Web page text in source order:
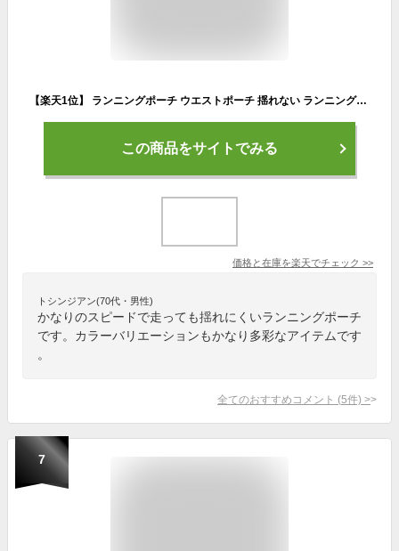
【楽天1位】 ランニングポーチ ウエストポーチ 揺れない ランニングバッグ ジョギングポーチ 防水 ボトルポーチ ペットボトル メンズ レディース アウトドア 旅行 スマホ スマートフォン iPhone ボディバッグ スポーツ ウォーキング マラソン
この商品をサイトでみる
価格と在庫を楽天でチェック >>
トシンジアン(70代・男性)
かなりのスピードで走っても揺れにくいランニングポーチ
です。カラーバリエーションもかなり多彩なアイテムです
。
全てのおすすめコメント (5件) >
7